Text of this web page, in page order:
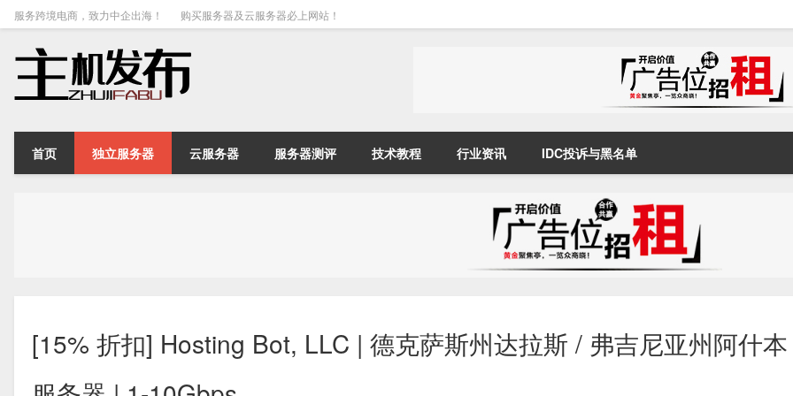
服务跨境电商，致力中企出海！ 购买服务器及云服务器必上网站！
首页 独立服务器 云服务器 服务器测评 技术教程 行业资讯 IDC投诉与黑名单
[15% 折扣] Hosting Bot, LLC | 德克萨斯州达拉斯 / 弗吉尼亚州阿什